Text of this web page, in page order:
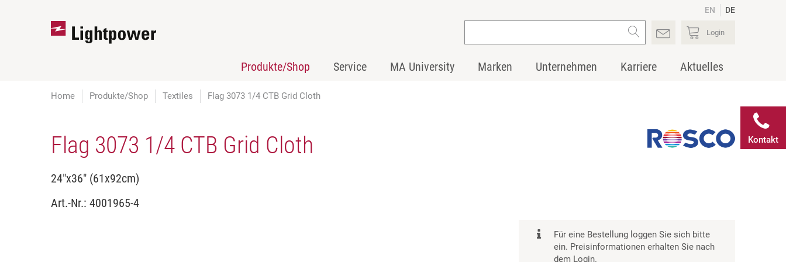
EN DE
Login
Produkte/Shop Service MA University Marken Unternehmen Karriere Aktuelles
Kontakt
Home Produkte/Shop Textiles Flag 3073 1/4 CTB Grid Cloth
Flag 3073 1/4 CTB Grid Cloth
24"x36" (61x92cm)
Art.-Nr.: 4001965-4
Für eine Bestellung loggen Sie sich bitte
ein. Preisinformationen erhalten Sie nach
dem Login.